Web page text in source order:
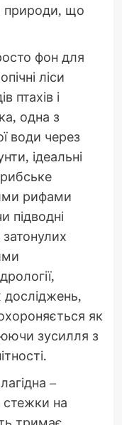
природи, що
фон для
ліси
птахів і
одна з
води через
ідеальні
рифами
підводні
досліджень,
як
зусилля з
–
стежки на